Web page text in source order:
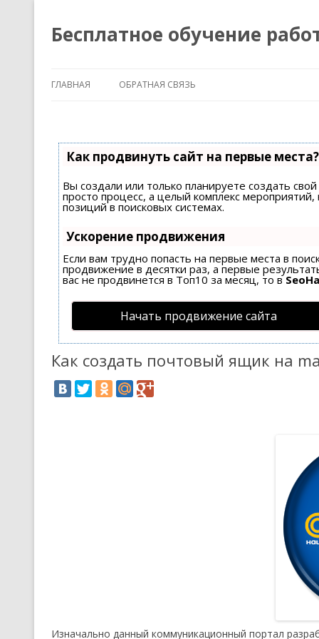
Бесплатное обучение
ГЛАВНАЯ ОБРАТНАЯ СВЯЗЬ
Как продвинуть сайт на первые места?
Вы создали или только планируете создать
просто процесс, а целый комплекс
позиций в поисковых системах.
Ускорение продвижения
Если вам трудно попасть на первые места в
продвижение в десятки раз, а первые
вас не продвинется в Топ10 за месяц, то в
Начать продвижение сайта
Как создать почтовый ящик на
Изначально данный коммуникационный портал